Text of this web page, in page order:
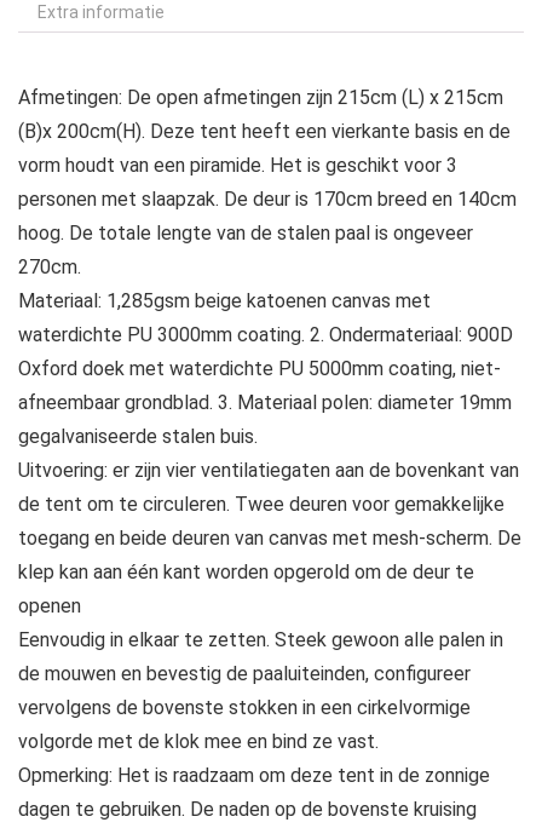
Extra informatie
Afmetingen: De open afmetingen zijn 215cm (L) x 215cm
(B)x 200cm(H). Deze tent heeft een vierkante basis en de
vorm houdt van een piramide. Het is geschikt voor 3
personen met slaapzak. De deur is 170cm breed en 140cm
hoog. De totale lengte van de stalen paal is ongeveer
270cm.
Materiaal: 1,285gsm beige katoenen canvas met
waterdichte PU 3000mm coating. 2. Ondermateriaal: 900D
Oxford doek met waterdichte PU 5000mm coating, niet-
afneembaar grondblad. 3. Materiaal polen: diameter 19mm
gegalvaniseerde stalen buis.
Uitvoering: er zijn vier ventilatiegaten aan de bovenkant van
de tent om te circuleren. Twee deuren voor gemakkelijke
toegang en beide deuren van canvas met mesh-scherm. De
klep kan aan één kant worden opgerold om de deur te
openen
Eenvoudig in elkaar te zetten. Steek gewoon alle palen in
de mouwen en bevestig de paaluiteinden, configureer
vervolgens de bovenste stokken in een cirkelvormige
volgorde met de klok mee en bind ze vast.
Opmerking: Het is raadzaam om deze tent in de zonnige
dagen te gebruiken. De naden op de bovenste kruising